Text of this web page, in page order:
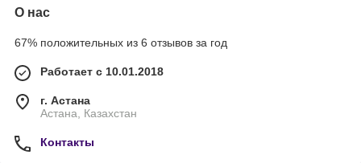
О нас
67% положительных из 6 отзывов за год
Работает с 10.01.2018
г. Астана
Астана, Казахстан
Контакты